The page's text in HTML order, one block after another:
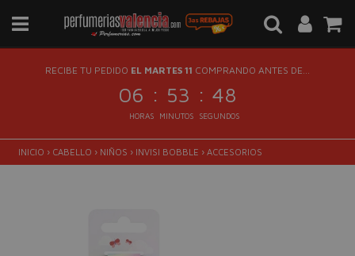
RECIBE TU PEDIDO EL MARTES 11 COMPRANDO ANTES DE...
06 : 53 : 47
HORAS MINUTOS SEGUNDOS
INICIO › CABELLO › NIÑOS › INVISI BOBBLE › ACCESORIOS